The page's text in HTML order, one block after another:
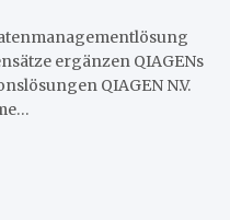
ergänzen QIAGENs
QIAGEN N.V.